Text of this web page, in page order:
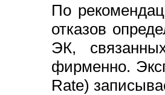
По
отказов
ЭК,
фирменно.
Rate)